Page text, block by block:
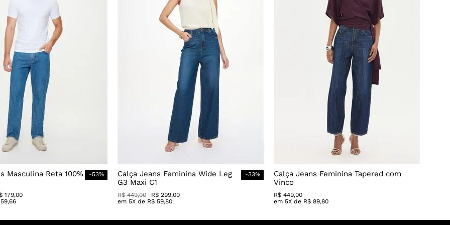
Masculina Reta 100% -53%
179,00
59,66
Calça Jeans Feminina Wide Leg
G3 Maxi C1
-33%
R$ 449,00 R$ 299,00
em 5X de R$ 59,80
Calça Jeans Feminina Tapered com
Vinco
R$ 449,00
em 5X de R$ 89,80